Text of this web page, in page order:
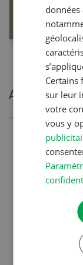
Articles les
liste
données
Certains
sur leur
votre
vous y